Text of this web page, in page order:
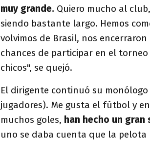
muy grande. Quiero mucho al
siendo bastante largo. Hemos
volvimos de Brasil, nos
chances de participar en el
chicos", se quejó.
El dirigente continuó su
jugadores). Me gusta el fútbol y
muchos goles, han hecho un
uno se daba cuenta que la